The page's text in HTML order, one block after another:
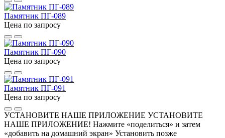
Памятник ПГ-089
Цена по запросу
Памятник ПГ-090
Цена по запросу
Памятник ПГ-091
Цена по запросу
УСТАНОВИТЕ НАШЕ ПРИЛОЖЕНИЕ УСТАНОВИТЕ
НАШЕ ПРИЛОЖЕНИЕ! Нажмите «поделиться» и затем
«добавить на домашний экран» Установить позже